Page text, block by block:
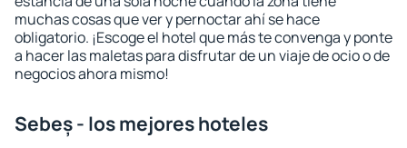
muchas cosas que ver y pernoctar ahí se hace
obligatorio. ¡Escoge el hotel que más te convenga y ponte
a hacer las maletas para disfrutar de un viaje de ocio o de
negocios ahora mismo!
Sebeș - los mejores hoteles